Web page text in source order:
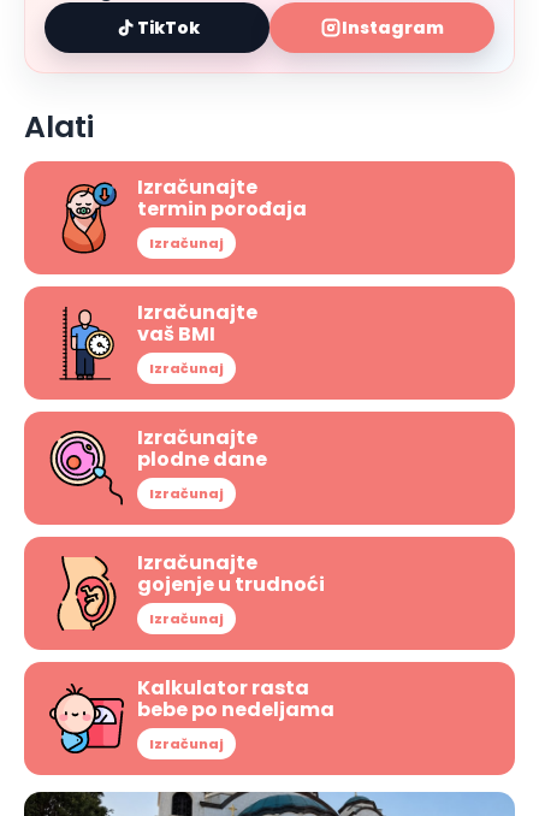
TikTok Instagram
Alati
Izračunajte
termin porođaja
Izračunaj
Izračunajte
vaš BMI
Izračunaj
Izračunajte
plodne dane
Izračunaj
Izračunajte
gojenje u trudnoći
Izračunaj
Kalkulator rasta
bebe po nedeljama
Izračunaj